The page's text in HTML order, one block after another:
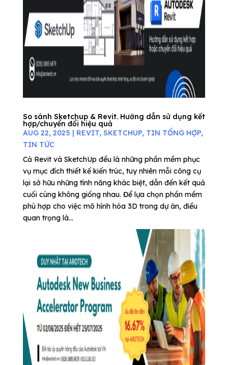
So sánh Sketchup & Revit. Hướng dẫn sử dụng kết
hợp/chuyển đổi hiệu quả
AUG 22, 2025 | REVIT, SKETCHUP, TIN TỔNG HỢP,
TIN TỨC
Cả Revit và SketchUp đều là những phần mềm phục
vụ mục đích thiết kế kiến trúc, tuy nhiên mỗi công cụ
lại sở hữu những tính năng khác biệt, dẫn đến kết quả
cuối cùng không giống nhau. Để lựa chọn phần mềm
phù hợp cho việc mô hình hóa 3D trong dự án, điều
quan trọng là...